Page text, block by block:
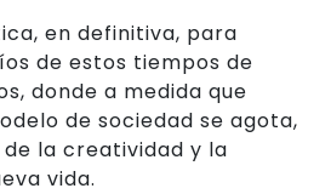
en definitiva, para
de estos tiempos de
donde a medida que
de sociedad se agota,
la creatividad y la
vida.